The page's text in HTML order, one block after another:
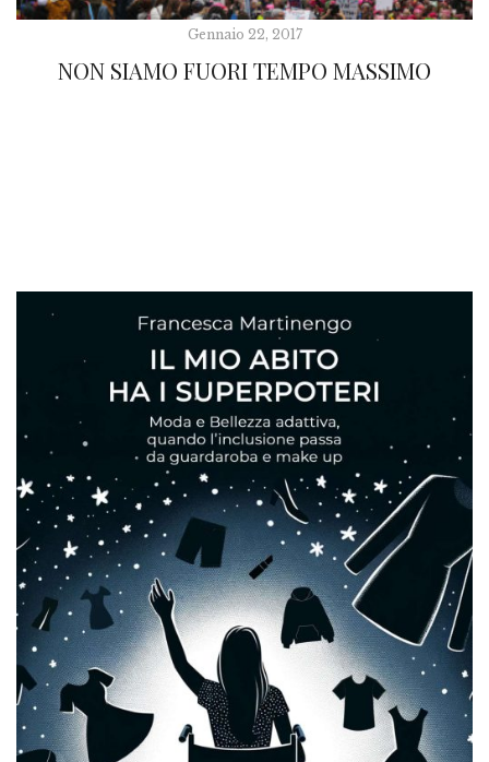
Gennaio 22, 2017
NON SIAMO FUORI TEMPO MASSIMO